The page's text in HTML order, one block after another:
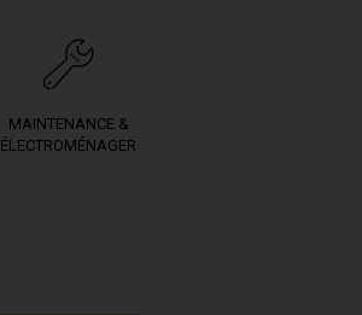
MAINTENANCE &
ÉLECTROMÉNAGER